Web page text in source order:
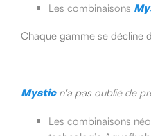
Les combinaisons
Chaque gamme se décline
Mysticn'a pas oublié de
Les combinaisons